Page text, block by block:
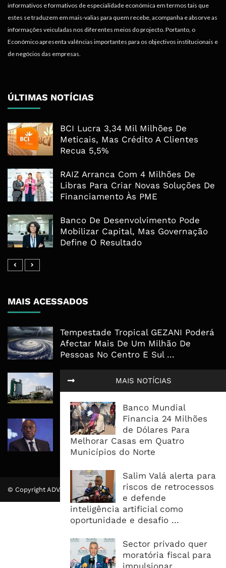
MAIS NOTÍCIAS
Banco Mundial
Financia 24 Milhões
de Dólares Para
Melhorar Casas em Quatro
Municípios do Norte
Salim Valá alerta para
riscos de retrocessos
e defende
inteligência artificial como
oportunidade e desafio ...
Sector privado quer
moratória fiscal para
impulsionar
informativos e formativos de especialidade económica em termos tais que
estes se traduzem em mais-valias para quem recebe, acompanha e absorve as
informações veiculadas nos diferentes meios do projecto. Portanto, o
Económico apresenta valências importantes para os objectivos institucionais e
de negócios das empresas.
ÚLTIMAS NOTÍCIAS
BCI Lucra 3,34 Mil Milhões De
Meticais, Mas Crédito A Clientes
Recua 5,5%
RAIZ Arranca Com 4 Milhões De
Libras Para Criar Novas Soluções De
Financiamento Às PME
Banco De Desenvolvimento Pode
Mobilizar Capital, Mas Governação
Define O Resultado
MAIS ACESSADOS
Tempestade Tropical GEZANI Poderá
Afectar Mais De Um Milhão De
Pessoas No Centro E Sul ...
Governo admite nova operadora
para a Mozal após suspensão das
operações
CEO do Standard Bank pede ao
Governo que “saia do caminho” e
facilite os negócios
© Copyright ADVALUE. Todos Direitos Reservados.